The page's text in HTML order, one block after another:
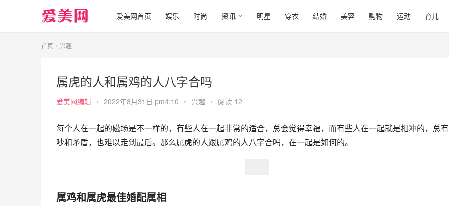
爱美网首页 娱乐 时尚 资讯 明星 穿衣 结婚 美容 购物 运动 育儿
首页 兴趣
属虎的人和属鸡的人八字合吗
爱美网编辑 • 2022年8月31日 pm4:10 • 兴趣 • 阅读 12
每个人在一起的磁场是不一样的，有些人在一起非常的适合，总会觉得幸福，而有些人在一起就是相冲的，总
吵和矛盾，也难以走到最后。那么属虎的人跟属鸡的人八字合吗，在一起是如何的。
属鸡和属虎最佳婚配属相